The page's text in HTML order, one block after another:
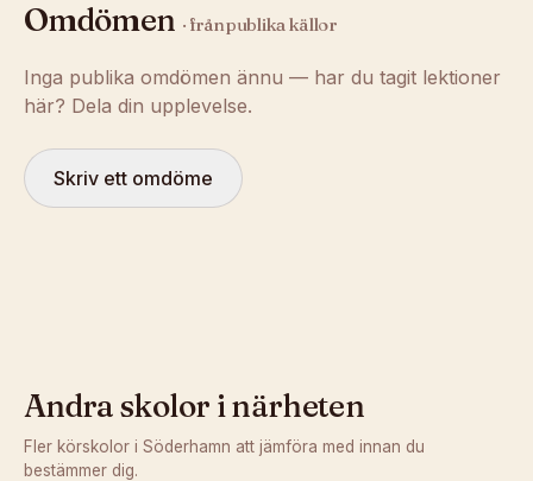
Omdömen · från publika källor
Inga publika omdömen ännu — har du tagit lektioner
här? Dela din upplevelse.
Skriv ett omdöme
Andra skolor i närheten
Fler körskolor i Söderhamn att jämföra med innan du
bestämmer dig.